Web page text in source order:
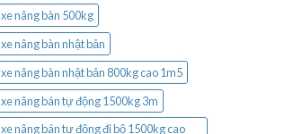
xe nâng bàn 500kg
xe nâng bàn nhật bản
xe nâng bàn nhật bản 800kg cao 1m5
xe nâng bán tự động 1500kg 3m
xe nâng bán tự động đi bộ 1500kg cao